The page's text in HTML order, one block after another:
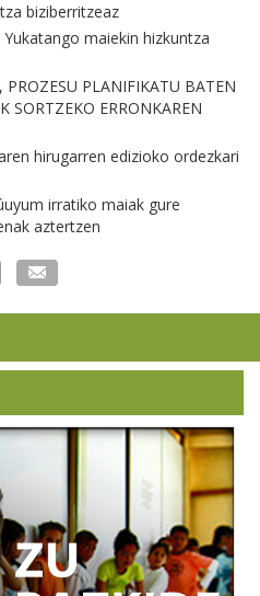
biziberritzeaz
maiekin hizkuntza
PLANIFIKATU BATEN
SORTZEKO ERRONKAREN
hirugarren edizioko ordezkari
irratiko maiak gure
aztertzen